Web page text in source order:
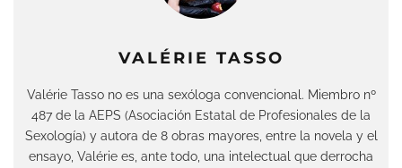
VALÉRIE TASSO
Valérie Tasso no es una sexóloga convencional. Miembro nº
487 de la AEPS (Asociación Estatal de Profesionales de la
Sexología) y autora de 8 obras mayores, entre la novela y el
ensayo, Valérie es, ante todo, una intelectual que derrocha